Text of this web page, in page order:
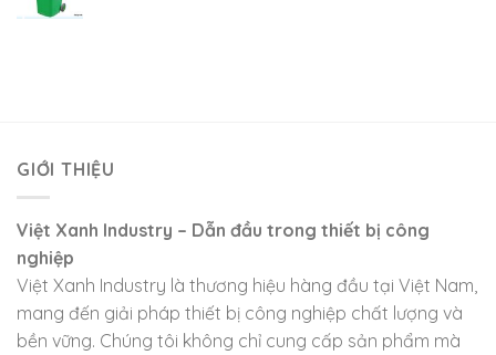
GIỚI THIỆU
Việt Xanh Industry – Dẫn đầu trong thiết bị công
nghiệp
Việt Xanh Industry là thương hiệu hàng đầu tại Việt Nam,
mang đến giải pháp thiết bị công nghiệp chất lượng và
bền vững. Chúng tôi không chỉ cung cấp sản phẩm mà